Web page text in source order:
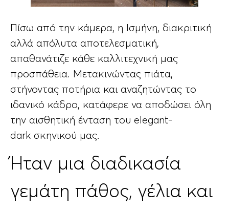
Πίσω από την κάμερα, η Ισμήνη, διακριτική
αλλά απόλυτα αποτελεσματική,
απαθανάτιζε κάθε καλλιτεχνική μας
προσπάθεια. Μετακινώντας πιάτα,
στήνοντας ποτήρια και αναζητώντας το
ιδανικό κάδρο, κατάφερε να αποδώσει όλη
την αισθητική ένταση του elegant-
dark σκηνικού μας.
Ήταν μια διαδικασία
γεμάτη πάθος, γέλια και